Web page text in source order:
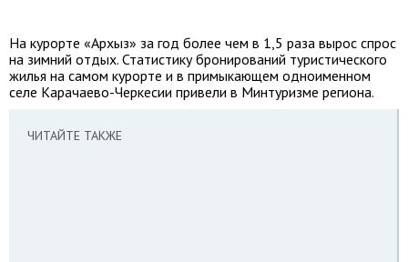
На курорте «Архыз» за год более чем в 1,5 раза вырос спрос
на зимний отдых. Статистику бронирований туристического
жилья на самом курорте и в примыкающем одноименном
селе Карачаево-Черкесии привели в Минтуризме региона.
ЧИТАЙТЕ ТАКЖЕ